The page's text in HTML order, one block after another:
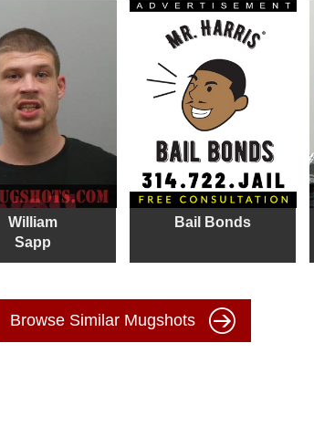
William
Sapp
Bail Bonds
Browse Similar Mugshots